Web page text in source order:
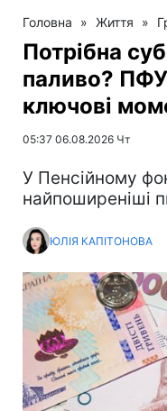
Головна » Життя »
Потрібна
паливо?
ключові
05:37 06.08.2026 Чт
У Пенсійному
найпоширеніші
ЮЛІЯ КАПІТОНОВА